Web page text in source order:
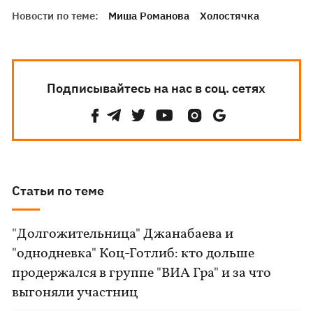
Новости по теме: Миша Романова Холостячка
Подписывайтесь на нас в соц. сетях
Статьи по теме
"Долгожительница" Джанабаева и
"однодневка" Коц-Готлиб: кто дольше
продержался в группе "ВИА Гра" и за что
выгоняли участниц